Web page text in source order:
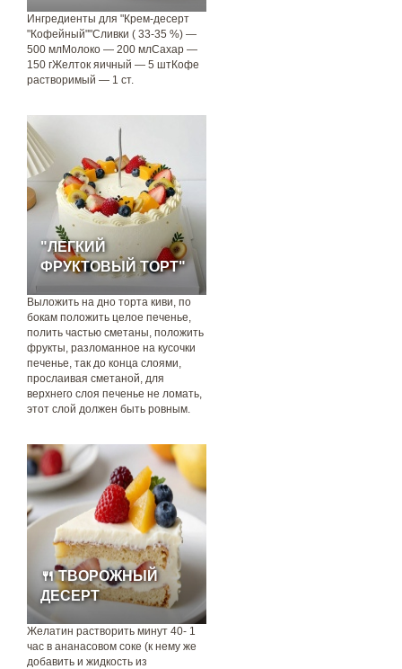
Ингредиенты для "Крем-десерт
"Кофейный""Сливки ( 33-35 %) —
500 млМолоко — 200 млСахар —
150 гЖелток яичный — 5 штКофе
растворимый — 1 ст.
"ЛЕГКИЙ
ФРУКТОВЫЙ ТОРТ"
Выложить на дно торта киви, по
бокам положить целое печенье,
полить частью сметаны, положить
фрукты, разломанное на кусочки
печенье, так до конца слоями,
прослаивая сметаной, для
верхнего слоя печенье не ломать,
этот слой должен быть ровным.
🍴 ТВОРОЖНЫЙ
ДЕСЕРТ
Желатин растворить минут 40- 1
час в ананасовом соке (к нему же
добавить и жидкость из